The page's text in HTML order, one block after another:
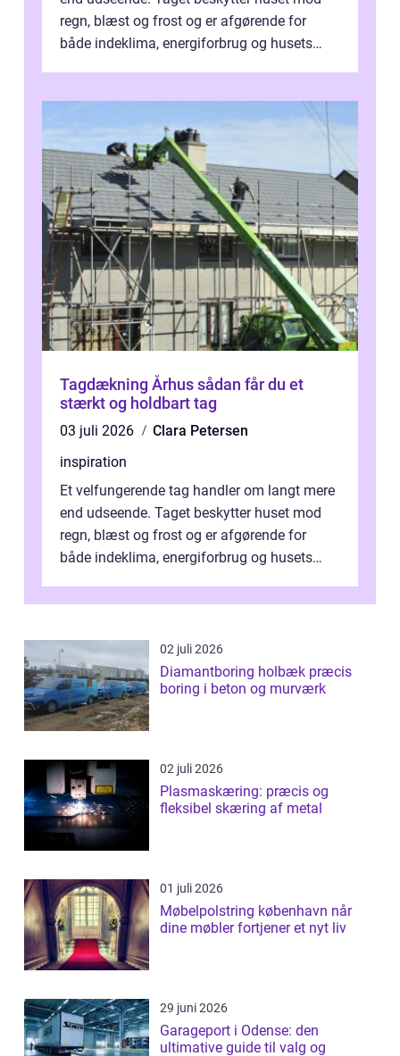
regn, blæst og frost og er afgørende for
både indeklima, energiforbrug og husets
Tagdækning Århus sådan får du et
stærkt og holdbart tag
03 juli 2026
Clara Petersen
inspiration
Et velfungerende tag handler om langt mere
end udseende. Taget beskytter huset mod
regn, blæst og frost og er afgørende for
både indeklima, energiforbrug og husets
02 juli 2026
Diamantboring holbæk præcis
boring i beton og murværk
02 juli 2026
Plasmaskæring: præcis og
fleksibel skæring af metal
01 juli 2026
Møbelpolstring københavn når
dine møbler fortjener et nyt liv
29 juni 2026
Garageport i Odense: den
ultimative guide til valg og